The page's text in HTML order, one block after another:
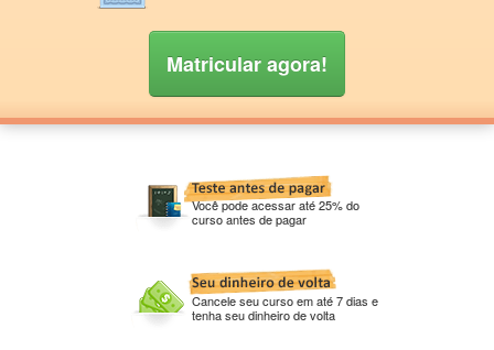
Matricular agora!
Você pode acessar até 25% do
curso antes de pagar
Cancele seu curso em até 7 dias e
tenha seu dinheiro de volta